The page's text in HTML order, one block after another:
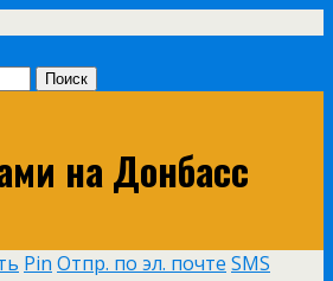
на Донбасс
Pin Отпр. по эл. почте SMS